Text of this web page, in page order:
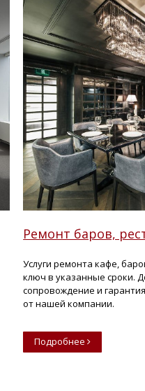
Ремонт баров,
Услуги ремонта кафе,
ключ в указанные сроки.
сопровождение и
от нашей компании.
Подробнее